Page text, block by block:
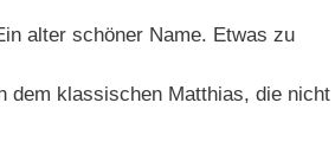
alter schöner Name. Etwas zu
dem klassischen Matthias, die nicht